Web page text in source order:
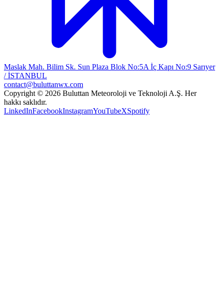
Maslak Mah. Bilim Sk. Sun Plaza Blok No:5A İç Kapı No:9 Sarıyer
/ İSTANBUL
contact@buluttanwx.com
Copyright © 2026 Buluttan Meteoroloji ve Teknoloji A.Ş. Her
hakkı saklıdır.
LinkedInFacebookInstagramYouTubeXSpotify